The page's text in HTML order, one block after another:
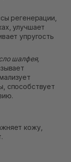
регенерации,
улучшает
упругость
шалфея,
способствует
кожу,